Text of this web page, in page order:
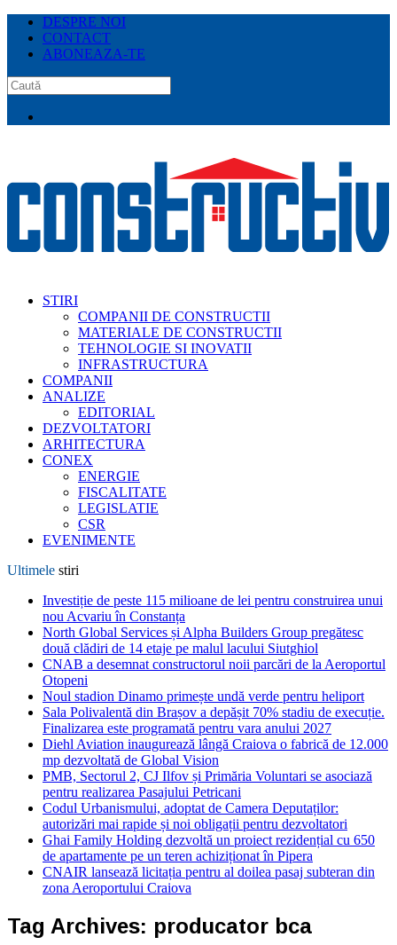
DESPRE NOI
CONTACT
ABONEAZA-TE
STIRI
COMPANII DE CONSTRUCTII
MATERIALE DE CONSTRUCTII
TEHNOLOGIE SI INOVATII
INFRASTRUCTURA
COMPANII
ANALIZE
EDITORIAL
DEZVOLTATORI
ARHITECTURA
CONEX
ENERGIE
FISCALITATE
LEGISLATIE
CSR
EVENIMENTE
Ultimele stiri
Investiție de peste 115 milioane de lei pentru construirea unui
nou Acvariu în Constanța
North Global Services și Alpha Builders Group pregătesc
două clădiri de 14 etaje pe malul lacului Siutghiol
CNAB a desemnat constructorul noii parcări de la Aeroportul
Otopeni
Noul stadion Dinamo primește undă verde pentru heliport
Sala Polivalentă din Brașov a depășit 70% stadiu de execuție.
Finalizarea este programată pentru vara anului 2027
Diehl Aviation inaugurează lângă Craiova o fabrică de 12.000
mp dezvoltată de Global Vision
PMB, Sectorul 2, CJ Ilfov și Primăria Voluntari se asociază
pentru realizarea Pasajului Petricani
Codul Urbanismului, adoptat de Camera Deputaților:
autorizări mai rapide și noi obligații pentru dezvoltatori
Ghai Family Holding dezvoltă un proiect rezidențial cu 650
de apartamente pe un teren achiziționat în Pipera
CNAIR lansează licitația pentru al doilea pasaj subteran din
zona Aeroportului Craiova
Tag Archives: producator bca